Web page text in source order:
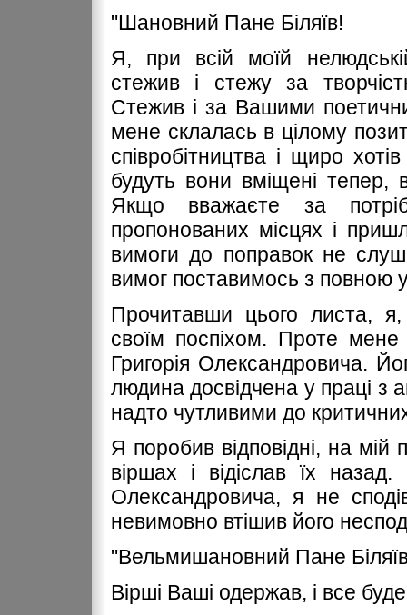
"Шановний Пане Біляїв!
Я, при всій моїй
стежив і стежу за
Стежив і за Вашими
мене склалась в цілому
співробітництва і щиро
будуть вони вміщені
Якщо вважаєте за
пропонованих місцях і
вимоги до поправок не
вимог поставимось з повною
Прочитавши цього листа,
своїм поспіхом. Проте мене
Григорія Олександровича.
людина досвідчена у праці з
надто чутливими до
Я поробив відповідні, на
віршах і відіслав їх назад.
Олександровича, я не
невимовно втішив його
"Вельмишановний Пане
Вірші Ваші одержав, і все